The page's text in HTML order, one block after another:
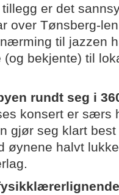
er det
over Tønsberg-
til jazzen
(og bekjente) til
rundt seg i
konsert er særs
gjør seg klart
øynene halvt